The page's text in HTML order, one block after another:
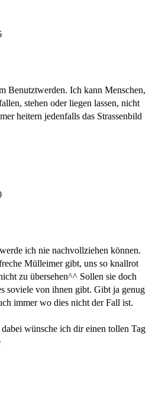
Benutztwerden. Ich kann Menschen,
stehen oder liegen lassen, nicht
heitern jedenfalls das Strassenbild
ich nie nachvollziehen können.
Mülleimer gibt, uns so knallrot
zu übersehen^^ Sollen sie doch
soviele von ihnen gibt. Gibt ja genug
immer wo dies nicht der Fall ist.
wünsche ich dir einen tollen Tag